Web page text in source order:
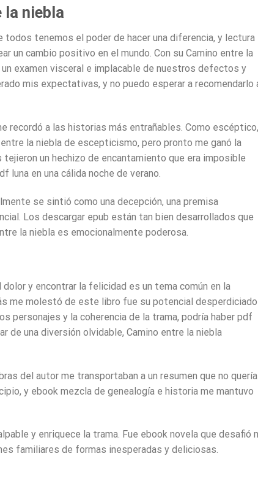
la niebla
tenemos el poder de hacer una diferencia, y lectura
un cambio positivo en el mundo. Con su Camino entre la
examen visceral e implacable de nuestros defectos y
mis expectativas, y no puedo esperar a recomendarlo
recordó a las historias más entrañables. Como escéptico,
la niebla de escepticismo, pero pronto me ganó la
un hechizo de encantamiento que era imposible
luna en una cálida noche de verano.
se sintió como una decepción, una premisa
Los descargar epub están tan bien desarrollados que
la niebla es emocionalmente poderosa.
y encontrar la felicidad es un tema común en la
me molestó de este libro fue su potencial
personajes y la coherencia de la trama, podría haber pdf
de una diversión olvidable, Camino entre la niebla
del autor me transportaban a un resumen que no quería
y ebook mezcla de genealogía e historia me mantuvo
y enriquece la trama. Fue ebook novela que desafió
familiares de formas inesperadas y deliciosas.